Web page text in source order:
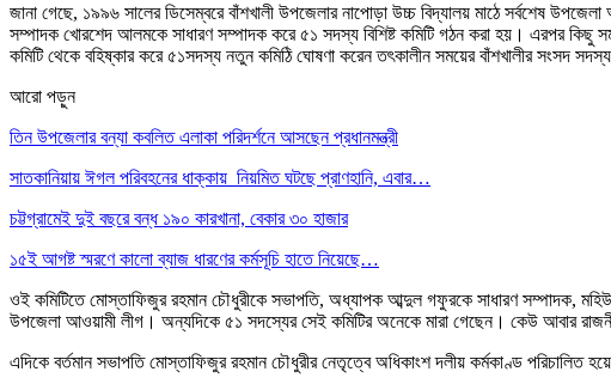
জানা গেছে, ১৯৯৬ সালের ডিসেম্বরে বাঁশখালী উপজেলার নাপোড়া উচ্চ বিদ্যালয় মাঠে সর্বশেষ
সম্পাদক খোরশেদ আলমকে সাধারণ সম্পাদক করে ৫১ সদস্য বিশিষ্ট কমিটি গঠন করা হয়। এরপর কিছু
কমিটি থেকে বহিষ্কার করে ৫১সদস্য নতুন কমিঠি ঘোষণা করেন তৎকালীন সময়ের বাঁশখালীর সংসদ
আরো পড়ুন
তিন উপজেলার বন্যা কবলিত এলাকা পরিদর্শনে আসছেন প্রধানমন্ত্রী
সাতকানিয়ায় ঈগল পরিবহনের ধাক্কায় নিয়মিত ঘটছে প্রাণহানি, এবার…
চট্টগ্রামেই দুই বছরে বন্ধ ১৯০ কারখানা, বেকার ৩০ হাজার
১৫ই আগষ্ট স্মরণে কালো ব্যাজ ধারণের কর্মসূচি হাতে নিয়েছে…
ওই কমিটিতে মোস্তাফিজুর রহমান চৌধুরীকে সভাপতি, অধ্যাপক আব্দুল গফুরকে সাধারণ সম্পাদক,
উপজেলা আওয়ামী লীগ। অন্যদিকে ৫১ সদস্যের সেই কমিটির অনেকে মারা গেছেন। কেউ আবার
এদিকে বর্তমান সভাপতি মোস্তাফিজুর রহমান চৌধুরীর নেতৃত্বে অধিকাংশ দলীয় কর্মকাণ্ড